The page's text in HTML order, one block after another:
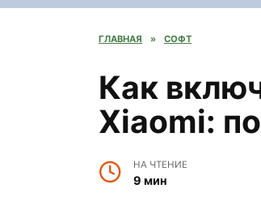
ГЛАВНАЯ » СОФТ
Как
Xiaomi:
НА ЧТЕНИЕ
9 мин